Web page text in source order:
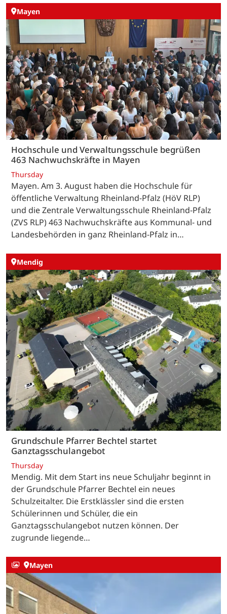
Mayen
Hochschule und Verwaltungsschule begrüßen
463 Nachwuchskräfte in Mayen
Thursday
Mayen. Am 3. August haben die Hochschule für
öffentliche Verwaltung Rheinland-Pfalz (HöV RLP)
und die Zentrale Verwaltungsschule Rheinland-Pfalz
(ZVS RLP) 463 Nachwuchskräfte aus Kommunal- und
Landesbehörden in ganz Rheinland-Pfalz in…
Mendig
Grundschule Pfarrer Bechtel startet
Ganztagsschulangebot
Thursday
Mendig. Mit dem Start ins neue Schuljahr beginnt in
der Grundschule Pfarrer Bechtel ein neues
Schulzeitalter. Die Erstklässler sind die ersten
Schülerinnen und Schüler, die ein
Ganztagsschulangebot nutzen können. Der
zugrunde liegende…
Mayen